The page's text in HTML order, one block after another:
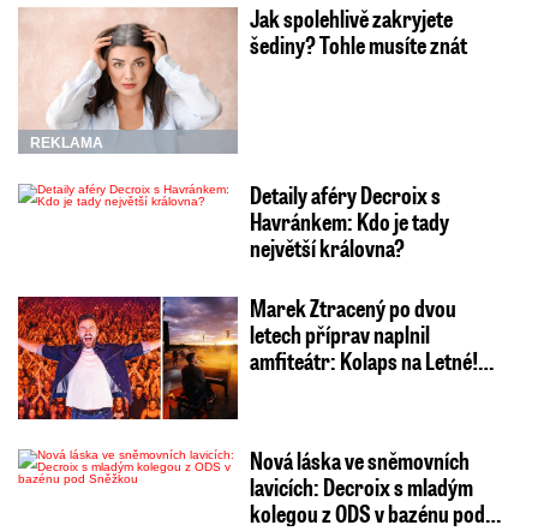
REKLAMA
Jak spolehlivě zakryjete
šediny? Tohle musíte znát
Detaily aféry Decroix s
Havránkem: Kdo je tady
největší královna?
Marek Ztracený po dvou
letech příprav naplnil
amfiteátr: Kolaps na Letné!…
Nová láska ve sněmovních
lavicích: Decroix s mladým
kolegou z ODS v bazénu pod…